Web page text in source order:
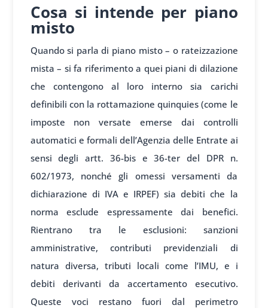
Cosa si intende per piano
misto
Quando si parla di piano misto – o rateizzazione
mista – si fa riferimento a quei piani di dilazione
che contengono al loro interno sia carichi
definibili con la rottamazione quinquies (come le
imposte non versate emerse dai controlli
automatici e formali dell’Agenzia delle Entrate ai
sensi degli artt. 36-bis e 36-ter del DPR n.
602/1973, nonché gli omessi versamenti da
dichiarazione di IVA e IRPEF) sia debiti che la
norma esclude espressamente dai benefici.
Rientrano tra le esclusioni: sanzioni
amministrative, contributi previdenziali di
natura diversa, tributi locali come l’IMU, e i
debiti derivanti da accertamento esecutivo.
Queste voci restano fuori dal perimetro